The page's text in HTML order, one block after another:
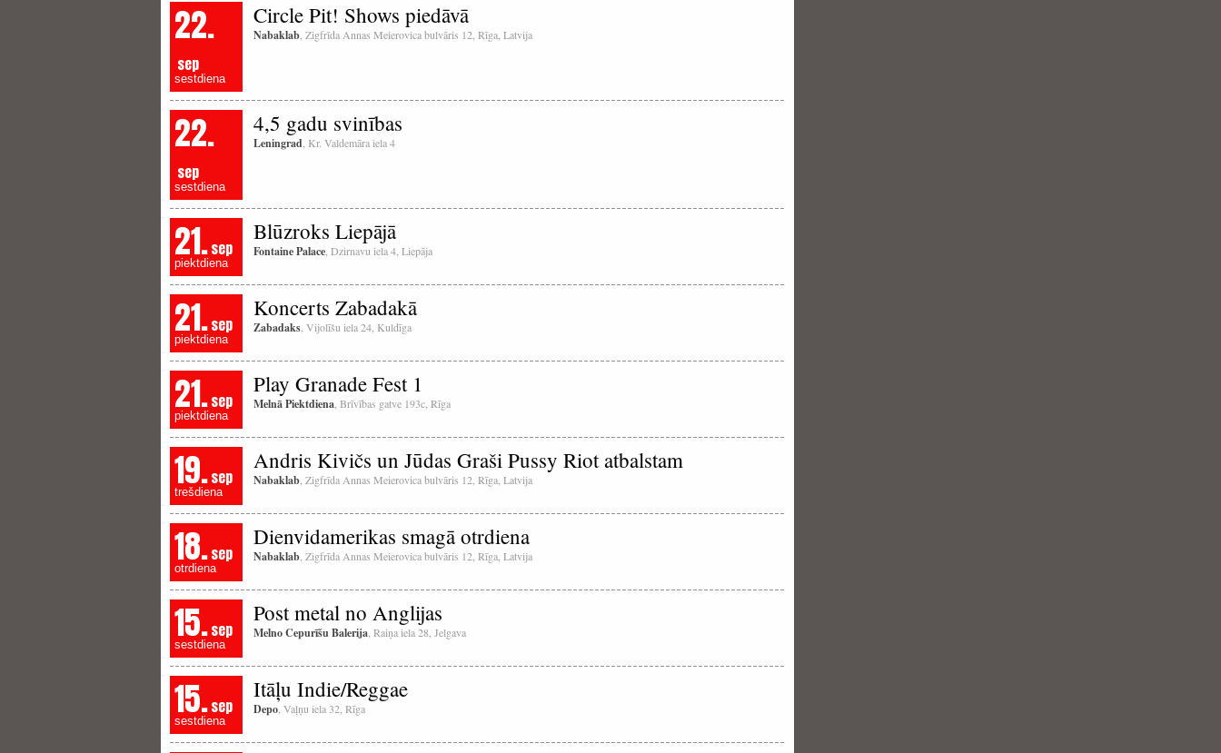
22.
sep
sestdiena
Circle Pit! Shows piedāvā
Nabaklab , Zigfrīda Annas Meierovica bulvāris 12, Rīga, Latvija
22.
sep
sestdiena
4,5 gadu svinības
Leningrad , Kr. Valdemāra iela 4
21.sep
piektdiena
Blūzroks Liepājā
Fontaine Palace , Dzirnavu iela 4, Liepāja
21.sep
piektdiena
Koncerts Zabadakā
Zabadaks , Vijolīšu iela 24, Kuldīga
21.sep
piektdiena
Play Granade Fest 1
Melnā Piektdiena , Brīvības gatve 193c, Rīga
19.sep
trešdiena
Andris Kivičs un Jūdas Graši Pussy Riot atbalstam
Nabaklab , Zigfrīda Annas Meierovica bulvāris 12, Rīga, Latvija
18.sep
otrdiena
Dienvidamerikas smagā otrdiena
Nabaklab , Zigfrīda Annas Meierovica bulvāris 12, Rīga, Latvija
15.sep
sestdiena
Post metal no Anglijas
Melno Cepurīšu Balerija , Raiņa iela 28, Jelgava
15.sep
sestdiena
Itāļu Indie/Reggae
Depo , Vaļņu iela 32, Rīga